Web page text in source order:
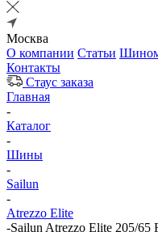
Москва
О компании Статьи
Контакты
Стаус заказа
Главная
-
Каталог
-
Шины
-
Sailun
-
Atrezzo Elite
-Sailun Atrezzo Elite 205/65